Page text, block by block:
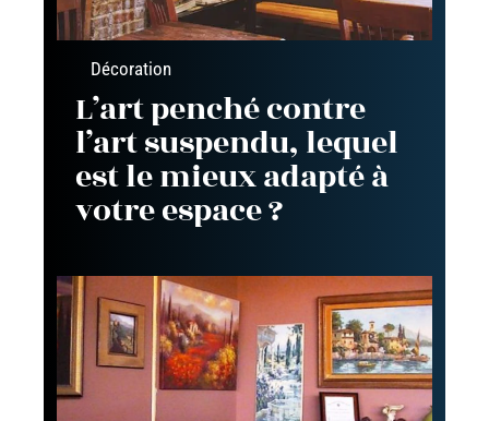
Décoration
L’art penché contre
l’art suspendu, lequel
est le mieux adapté à
votre espace ?